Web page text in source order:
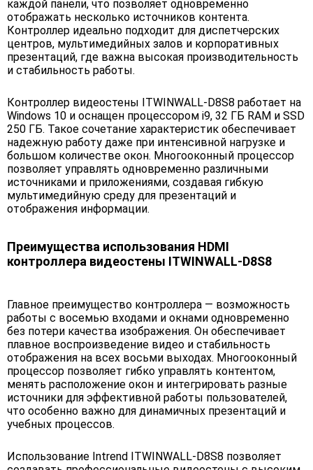
каждой панели, что позволяет одновременно
отображать несколько источников контента.
Контроллер идеально подходит для диспетчерских
центров, мультимедийных залов и корпоративных
презентаций, где важна высокая производительность
и стабильность работы.
Контроллер видеостены ITWINWALL-D8S8 работает на
Windows 10 и оснащен процессором i9, 32 ГБ RAM и SSD
250 ГБ. Такое сочетание характеристик обеспечивает
надежную работу даже при интенсивной нагрузке и
большом количестве окон. Многооконный процессор
позволяет управлять одновременно различными
источниками и приложениями, создавая гибкую
мультимедийную среду для презентаций и
отображения информации.
Преимущества использования HDMI
контроллера видеостены ITWINWALL-D8S8
Главное преимущество контроллера — возможность
работы с восемью входами и окнами одновременно
без потери качества изображения. Он обеспечивает
плавное воспроизведение видео и стабильность
отображения на всех восьми выходах. Многооконный
процессор позволяет гибко управлять контентом,
менять расположение окон и интегрировать разные
источники для эффективной работы пользователей,
что особенно важно для динамичных презентаций и
учебных процессов.
Использование Intrend ITWINWALL-D8S8 позволяет